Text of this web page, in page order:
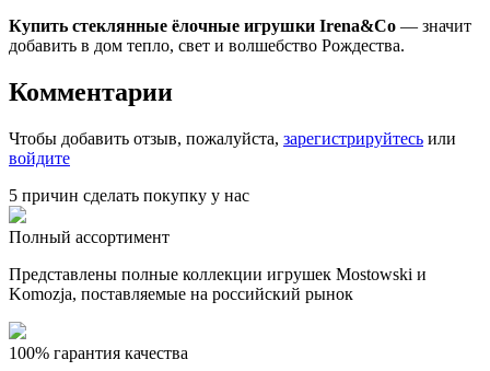
Купить стеклянные ёлочные игрушки Irena&Co — значит
добавить в дом тепло, свет и волшебство Рождества.
Комментарии
Чтобы добавить отзыв, пожалуйста, зарегистрируйтесь или
войдите
5 причин сделать покупку у нас
Полный ассортимент
Представлены полные коллекции игрушек Mostowski и
Komozja, поставляемые на российский рынок
100% гарантия качества